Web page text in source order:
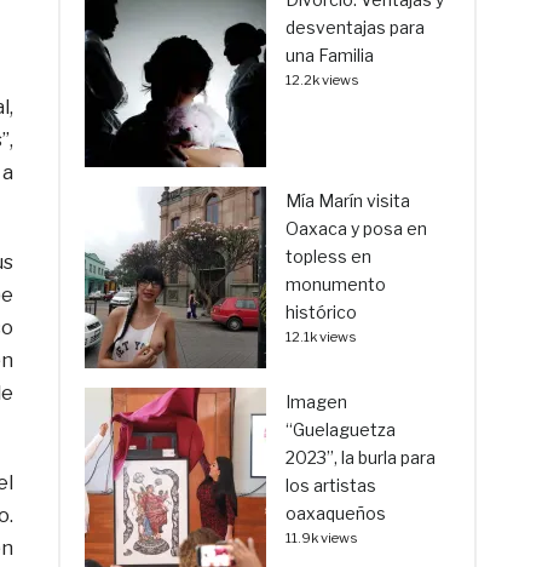
desventajas para
una Familia
12.2k views
Mía Marín visita
Oaxaca y posa en
topless en
monumento
histórico
12.1k views
Imagen
“Guelaguetza
2023”, la burla para
los artistas
oaxaqueños
11.9k views